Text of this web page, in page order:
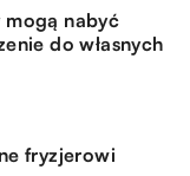
mogą nabyć
do własnych
fryzjerowi